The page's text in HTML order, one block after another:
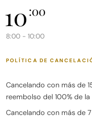
gemütlichen und gut
kurzen oder längeren
der
Taxis sind günstig und
10:00
8:00 - 10:00
POLÍTICA DE
Cancelando con más de
reembolso del 100% de
Cancelando con más de